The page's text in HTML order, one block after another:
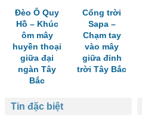
Đèo Ô Quy
Hồ – Khúc
ôm mây
huyền thoại
giữa đại
ngàn Tây
Bắc
Cổng trời
Sapa –
Chạm tay
vào mây
giữa đỉnh
trời Tây Bắc
Tin đặc biệt